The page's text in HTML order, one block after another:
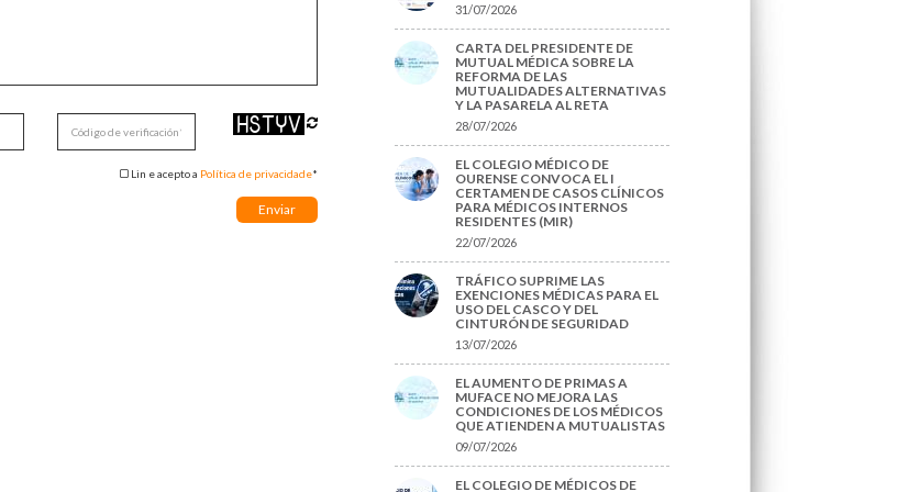
Lin e acepto a Política de privacidade*
31/07/2026
CARTA DEL PRESIDENTE DE
MUTUAL MÉDICA SOBRE LA
REFORMA DE LAS
MUTUALIDADES ALTERNATIVAS
Y LA PASARELA AL RETA
28/07/2026
EL COLEGIO MÉDICO DE
OURENSE CONVOCA EL I
CERTAMEN DE CASOS CLÍNICOS
PARA MÉDICOS INTERNOS
RESIDENTES (MIR)
22/07/2026
TRÁFICO SUPRIME LAS
EXENCIONES MÉDICAS PARA EL
USO DEL CASCO Y DEL
CINTURÓN DE SEGURIDAD
13/07/2026
EL AUMENTO DE PRIMAS A
MUFACE NO MEJORA LAS
CONDICIONES DE LOS MÉDICOS
QUE ATIENDEN A MUTUALISTAS
09/07/2026
EL COLEGIO DE MÉDICOS DE